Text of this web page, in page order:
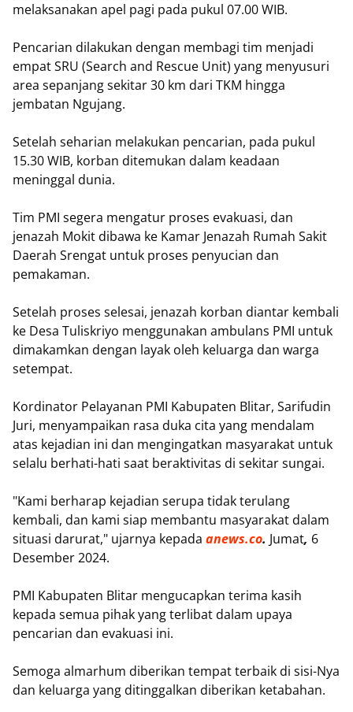
melaksanakan apel pagi pada pukul 07.00 WIB.
Pencarian dilakukan dengan membagi tim menjadi
empat SRU (Search and Rescue Unit) yang menyusuri
area sepanjang sekitar 30 km dari TKM hingga
jembatan Ngujang.
Setelah seharian melakukan pencarian, pada pukul
15.30 WIB, korban ditemukan dalam keadaan
meninggal dunia.
Tim PMI segera mengatur proses evakuasi, dan
jenazah Mokit dibawa ke Kamar Jenazah Rumah Sakit
Daerah Srengat untuk proses penyucian dan
pemakaman.
Setelah proses selesai, jenazah korban diantar kembali
ke Desa Tuliskriyo menggunakan ambulans PMI untuk
dimakamkan dengan layak oleh keluarga dan warga
setempat.
Kordinator Pelayanan PMI Kabupaten Blitar, Sarifudin
Juri, menyampaikan rasa duka cita yang mendalam
atas kejadian ini dan mengingatkan masyarakat untuk
selalu berhati-hati saat beraktivitas di sekitar sungai.
"Kami berharap kejadian serupa tidak terulang
kembali, dan kami siap membantu masyarakat dalam
situasi darurat," ujarnya kepada anews.co. Jumat, 6
Desember 2024.
PMI Kabupaten Blitar mengucapkan terima kasih
kepada semua pihak yang terlibat dalam upaya
pencarian dan evakuasi ini.
Semoga almarhum diberikan tempat terbaik di sisi-Nya
dan keluarga yang ditinggalkan diberikan ketabahan.